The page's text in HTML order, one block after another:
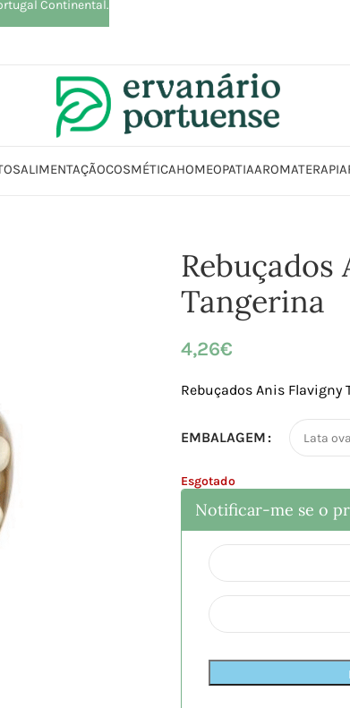
ALIMENTAÇÃOCOSMÉTICAHOMEOPATIAAROMATERAPIA
Rebuçados
Tangerina
4,26€
Rebuçados Anis Flavigny
EMBALAGEM
Esgotado
Notificar-me se o
Continental.